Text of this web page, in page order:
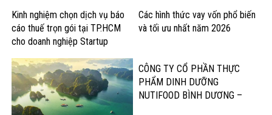
Khát & Thực Phẩm
Kinh nghiệm chọn dịch vụ báo
cáo thuế trọn gói tại TP.HCM
cho doanh nghiệp Startup
Các hình thức vay vốn phổ biến
và tối ưu nhất năm 2026
CÔNG TY CỔ PHẦN THỰC
PHẨM DINH DƯỠNG
NUTIFOOD BÌNH DƯƠNG –